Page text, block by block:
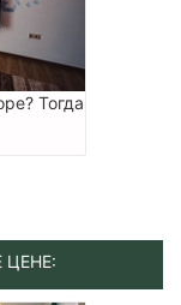
Тогда